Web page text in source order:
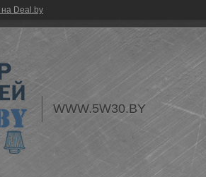
на Deal.by
WWW.5W30.BY